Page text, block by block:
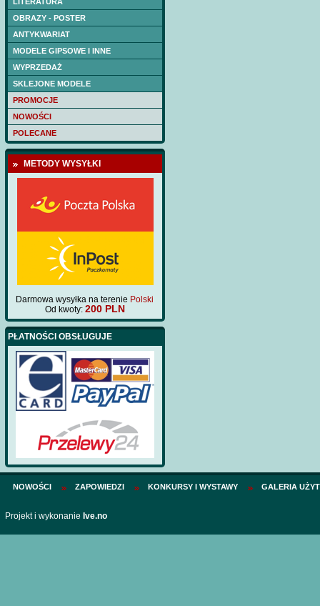
OBRAZY - POSTER
ANTYKWARIAT
MODELE GIPSOWE I INNE
WYPRZEDAŻ
SKLEJONE MODELE
PROMOCJE
NOWOŚCI
POLECANE
METODY WYSYŁKI
Darmowa wysyłka na terenie Polski
Od kwoty: 200 PLN
PŁATNOŚCI OBSŁUGUJE
NOWOŚCI ZAPOWIEDZI KONKURSY I WYSTAWY GALERIA
Projekt i wykonanie Ive.no